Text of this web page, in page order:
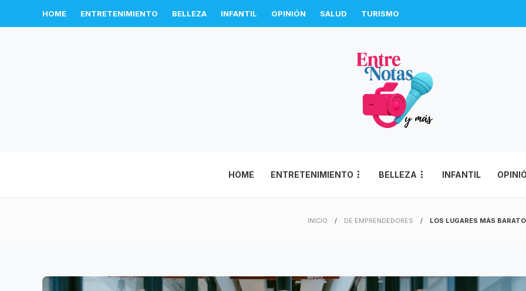
HOME ENTRETENIMIENTO BELLEZA INFANTIL OPINIÓN SALUD TURISMO
HOME ENTRETENIMIENTO BELLEZA INFANTIL
INICIO DE EMPRENDEDORES LOS LUGARES MÁS